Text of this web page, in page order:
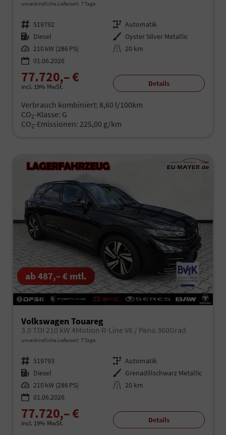
unverbindliche Lieferzeit: 7 Tage
Fahrzeugnr. 519792 Getriebe Automatik
Kraftstoff Diesel Außenfarbe Oyster Silver Metallic
Leistung 210 kW (286 PS) Kilometerstand 20 km
01.06.2026
77.720,– €
incl. 19% MwSt. Details
Verbrauch kombiniert: 8,60 l/100km
CO2-Klasse: G
CO2-Emissionen: 225,00 g/km
ab 487,– € mtl.
Volkswagen Touareg
3.0 TDI 210 kW 4Motion R-Line V6 / Pano 360Grad
unverbindliche Lieferzeit: 7 Tage
Fahrzeugnr. 519793 Getriebe Automatik
Kraftstoff Diesel Außenfarbe Grenadillschwarz Metallic
Leistung 210 kW (286 PS) Kilometerstand 20 km
01.06.2026
77.720,– €
incl. 19% MwSt. Details